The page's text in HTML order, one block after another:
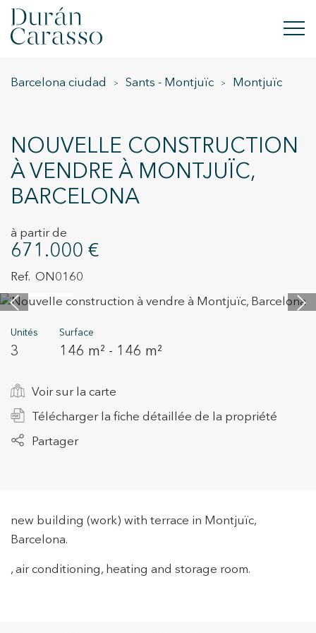
ACHETER
VENDRE
NOUVELLE CONSTRUCTION
INVESTISSEMENTS
CONTACT
Barcelona ciudad Sants - Montjuïc Montjuïc
NOUVELLE CONSTRUCTION
À VENDRE À MONTJUÏC,
BARCELONA
à partir de
671.000 €
ON0160
Unités
3
Surface
146 m² - 146 m²
Voir sur la carte
Télécharger la fiche détaillée de la propriété
Partager
new building (work) with terrace in Montjuïc,
Barcelona.
, air conditioning, heating and storage room.